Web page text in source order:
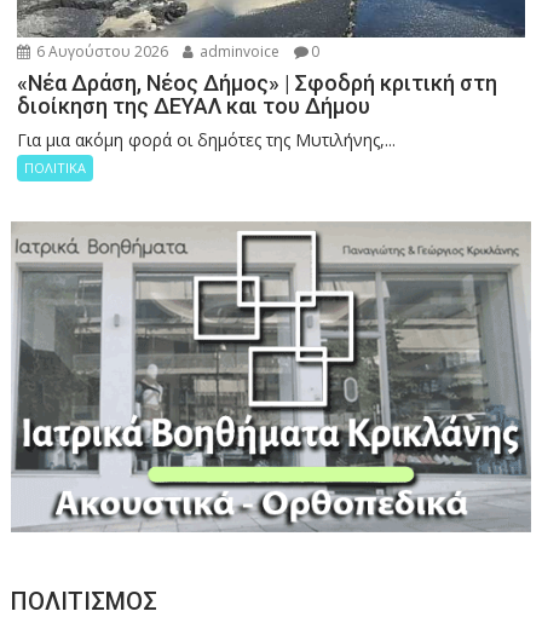
6 Αυγούστου 2026 adminvoice 0
«Νέα Δράση, Νέος Δήμος» | Σφοδρή κριτική στη
διοίκηση της ΔΕΥΑΛ και του Δήμου
Για μια ακόμη φορά οι δημότες της Μυτιλήνης,...
ΠΟΛΙΤΙΚΑ
ΠΟΛΙΤΙΣΜΟΣ